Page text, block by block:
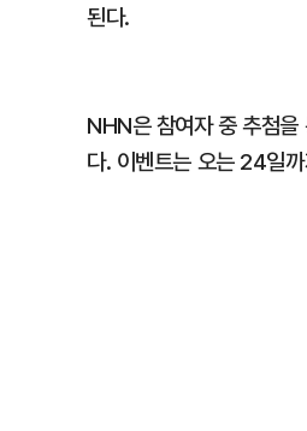
된다.
NHN은 참여자 중 추첨을
다. 이벤트는 오는 24일